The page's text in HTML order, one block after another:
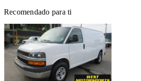
Recomendado para ti